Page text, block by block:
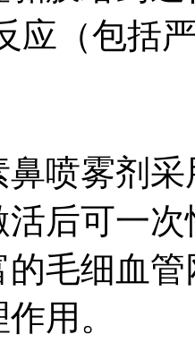
应（包括
雾剂采
后可一
的毛细血
用。